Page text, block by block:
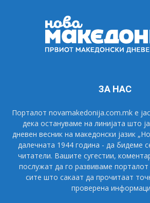
ЗА НАС
Порталот novamakedonija.com.mk е
дека остануваме на линијата што
дневен весник на македонски јазик
далечната 1944 година - да бидеме
читатели. Вашите сугестии,
послужат да го развиваме
сите што сакаат да прочитаат
проверена